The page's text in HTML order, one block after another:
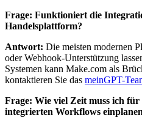
Frage: Funktioniert die
Handelsplattform?
Antwort: Die meisten modernen
oder Webhook-Unterstützung
Systemen kann Make.com als
kontaktieren Sie das meinGPT-
Frage: Wie viel Zeit muss ich
integrierten Workflows